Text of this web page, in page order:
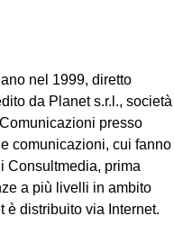
nel 1999, diretto
da Planet s.r.l., società
presso
comunicazioni, cui fanno
Consultmedia, prima
a più livelli in ambito
è distribuito via Internet.